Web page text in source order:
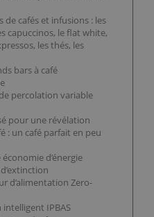
cafés et infusions : les
capuccinos, le flat white,
les thés, les
bars à café
percolation variable
pour une révélation
: un café parfait en peu
d’énergie
d’alimentation Zero-
IPBAS